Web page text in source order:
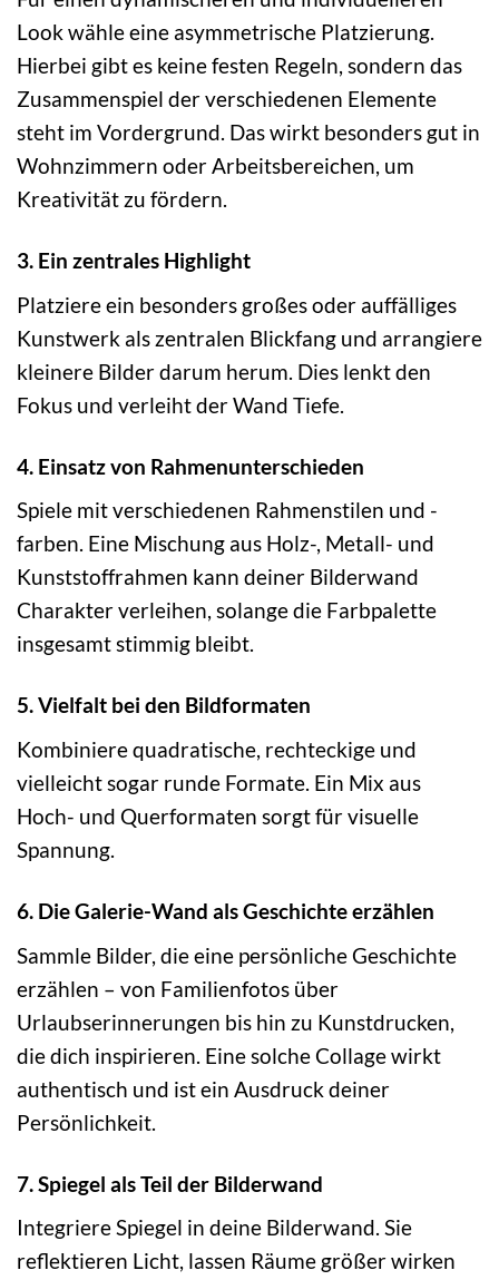
Look wähle eine asymmetrische Platzierung.
Hierbei gibt es keine festen Regeln, sondern das
Zusammenspiel der verschiedenen Elemente
steht im Vordergrund. Das wirkt besonders gut in
Wohnzimmern oder Arbeitsbereichen, um
Kreativität zu fördern.
3. Ein zentrales Highlight
Platziere ein besonders großes oder auffälliges
Kunstwerk als zentralen Blickfang und arrangiere
kleinere Bilder darum herum. Dies lenkt den
Fokus und verleiht der Wand Tiefe.
4. Einsatz von Rahmenunterschieden
Spiele mit verschiedenen Rahmenstilen und -
farben. Eine Mischung aus Holz-, Metall- und
Kunststoffrahmen kann deiner Bilderwand
Charakter verleihen, solange die Farbpalette
insgesamt stimmig bleibt.
5. Vielfalt bei den Bildformaten
Kombiniere quadratische, rechteckige und
vielleicht sogar runde Formate. Ein Mix aus
Hoch- und Querformaten sorgt für visuelle
Spannung.
6. Die Galerie-Wand als Geschichte erzählen
Sammle Bilder, die eine persönliche Geschichte
erzählen – von Familienfotos über
Urlaubserinnerungen bis hin zu Kunstdrucken,
die dich inspirieren. Eine solche Collage wirkt
authentisch und ist ein Ausdruck deiner
Persönlichkeit.
7. Spiegel als Teil der Bilderwand
Integriere Spiegel in deine Bilderwand. Sie
reflektieren Licht, lassen Räume größer wirken